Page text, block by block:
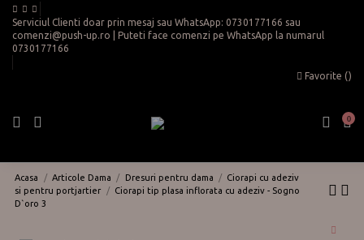
Serviciul Clienti doar prin mesaj sau WhatsApp: 0730177166 sau
comenzi@push-up.ro | Puteti face comenzi pe WhatsApp la numarul
0730177166
Favorite ()
0
Acasa Articole Dama Dresuri pentru dama
Ciorapi cu adeziv
si pentru portjartier
Ciorapi tip plasa inflorata cu adeziv - Sogno
D`oro 3